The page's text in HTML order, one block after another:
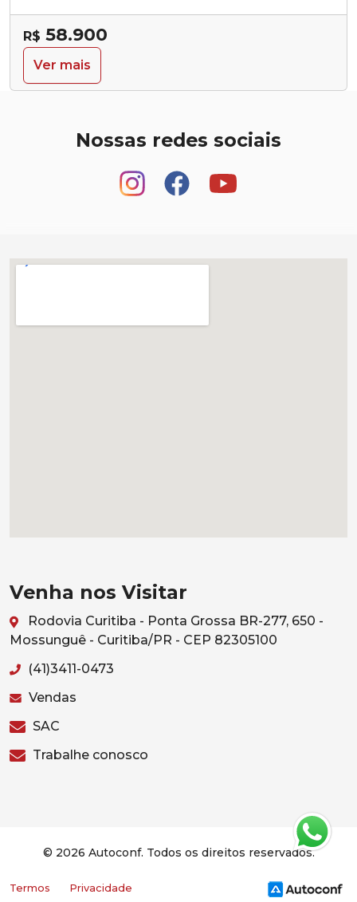
R$ 58.900
Ver mais
Nossas redes sociais
Venha nos Visitar
Rodovia Curitiba - Ponta Grossa BR-277, 650 -
Mossunguê - Curitiba/PR - CEP 82305100
(41)3411-0473
Vendas
SAC
Trabalhe conosco
© 2026 Autoconf. Todos os direitos reservados.
Termos Privacidade